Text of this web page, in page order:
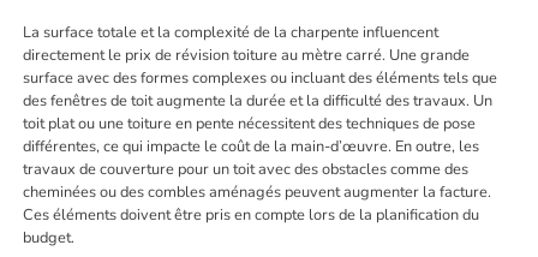
La surface totale et la complexité de la charpente influencent
directement le prix de révision toiture au mètre carré. Une grande
surface avec des formes complexes ou incluant des éléments tels que
des fenêtres de toit augmente la durée et la difficulté des travaux. Un
toit plat ou une toiture en pente nécessitent des techniques de pose
différentes, ce qui impacte le coût de la main-d’œuvre. En outre, les
travaux de couverture pour un toit avec des obstacles comme des
cheminées ou des combles aménagés peuvent augmenter la facture.
Ces éléments doivent être pris en compte lors de la planification du
budget.